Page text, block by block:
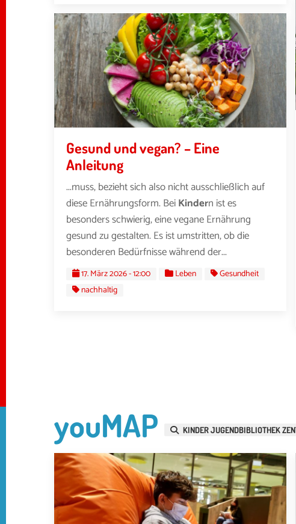
Gesund und vegan? – Eine
Anleitung
...muss, bezieht sich also nicht ausschließlich auf
diese Ernährungsform. BeiKindern ist es
besonders schwierig, eine vegane Ernährung
gesund zu gestalten. Es ist umstritten, ob die
besonderen Bedürfnisse während der...
17. März 2026 - 12:00 Leben
Gesundheit
nachhaltig
youMAP KINDER JUGENDBIBLIOTHEK